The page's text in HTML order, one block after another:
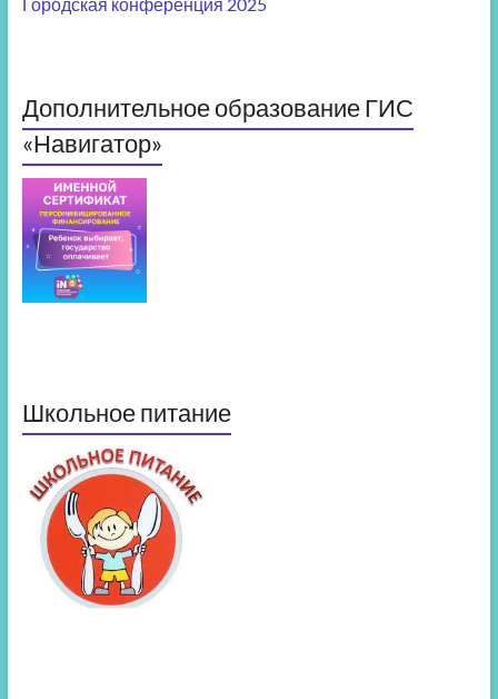
Дополнительное образование ГИС
«Навигатор»
Школьное питание